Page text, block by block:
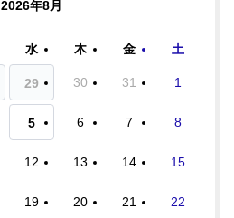
2026年8月
水 木 金 土
29 30 31 1
5 6 7 8
12 13 14 15
19 20 21 22